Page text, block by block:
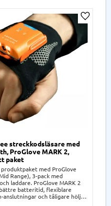
streckkodsläsare med
ProGlove MARK 2,
paket
med ProGlove
Range), 3-pack med
laddare. ProGlove MARK 2
batteritid, flexiblare
anslutningar och tåligare hölje
Lägg